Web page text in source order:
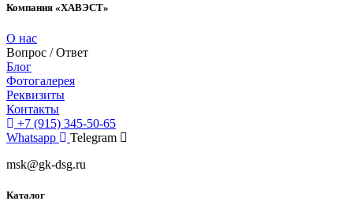
Компания «ХАВЭСТ»
О нас
Вопрос / Ответ
Блог
Фотогалерея
Реквизиты
Контакты
+7 (915) 345-50-65
Whatsapp
Telegram
msk@gk-dsg.ru
Каталог